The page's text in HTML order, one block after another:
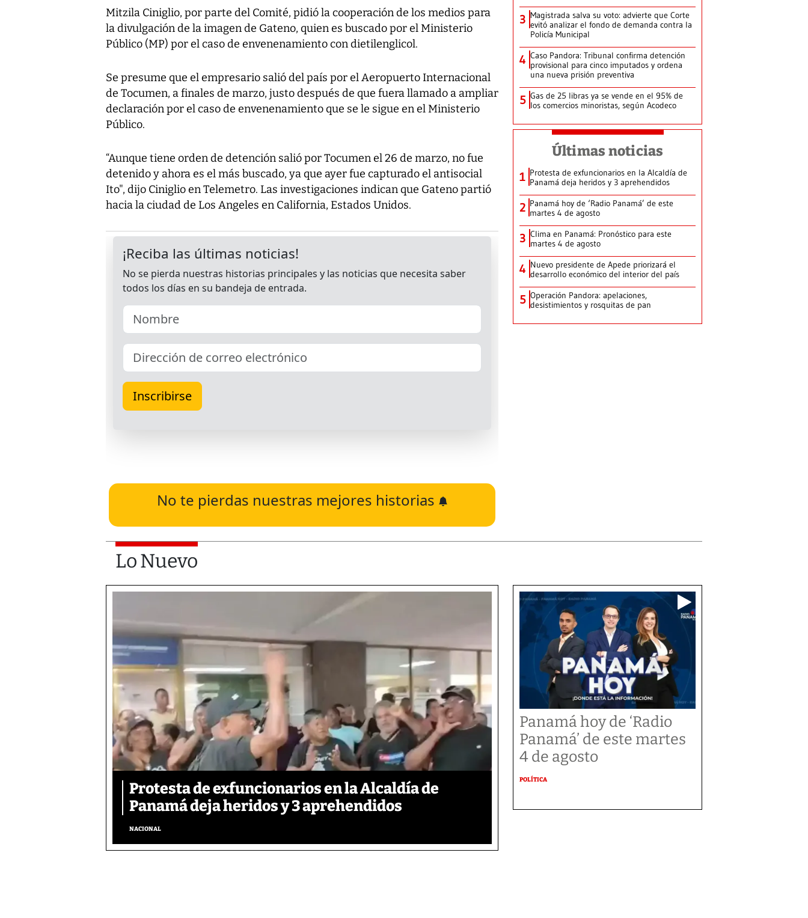
Mitzila Ciniglio, por parte del Comité, pidió la cooperación de los medios para
la divulgación de la imagen de Gateno, quien es buscado por el Ministerio
Público (MP) por el caso de envenenamiento con dietilenglicol.
Se presume que el empresario salió del país por el Aeropuerto Internacional
de Tocumen, a finales de marzo, justo después de que fuera llamado a ampliar
declaración por el caso de envenenamiento que se le sigue en el Ministerio
Público.
“Aunque tiene orden de detención salió por Tocumen el 26 de marzo, no fue
detenido y ahora es el más buscado, ya que ayer fue capturado el antisocial
Ito", dijo Ciniglio en Telemetro. Las investigaciones indican que Gateno partió
hacia la ciudad de Los Angeles en California, Estados Unidos.
No te pierdas nuestras mejores historias
3 Magistrada salva su voto: advierte que Corte
evitó analizar el fondo de demanda contra la
Policía Municipal
4 Caso Pandora: Tribunal confirma detención
provisional para cinco imputados y ordena
una nueva prisión preventiva
5 Gas de 25 libras ya se vende en el 95% de
los comercios minoristas, según Acodeco
Últimas noticias
1 Protesta de exfuncionarios en la Alcaldía de
Panamá deja heridos y 3 aprehendidos
2 Panamá hoy de ‘Radio Panamá’ de este
martes 4 de agosto
3 Clima en Panamá: Pronóstico para este
martes 4 de agosto
4 Nuevo presidente de Apede priorizará el
desarrollo económico del interior del país
5 Operación Pandora: apelaciones,
desistimientos y rosquitas de pan
Lo Nuevo
Protesta de exfuncionarios en la Alcaldía de
Panamá deja heridos y 3 aprehendidos
NACIONAL
Panamá hoy de ‘Radio
Panamá’ de este martes
4 de agosto
POLÍTICA